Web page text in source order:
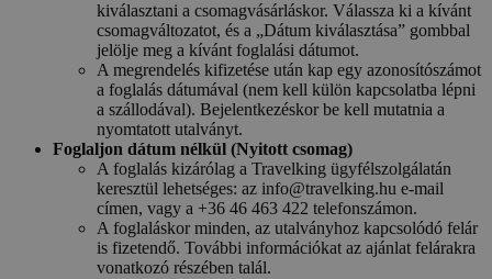
kiválasztani a csomagvásárláskor. Válassza ki a kívánt
csomagváltozatot, és a „Dátum kiválasztása” gombbal
jelölje meg a kívánt foglalási dátumot.
A megrendelés kifizetése után kap egy azonosítószámot
a foglalás dátumával (nem kell külön kapcsolatba lépni
a szállodával). Bejelentkezéskor be kell mutatnia a
nyomtatott utalványt.
Foglaljon dátum nélkül (Nyitott csomag)
A foglalás kizárólag a Travelking ügyfélszolgálatán
keresztül lehetséges: az info@travelking.hu e-mail
címen, vagy a +36 46 463 422 telefonszámon.
A foglaláskor minden, az utalványhoz kapcsolódó felár
is fizetendő. További információkat az ajánlat felárakra
vonatkozó részében talál.